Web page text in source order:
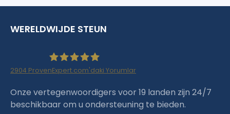
WERELDWIJDE STEUN
Haartransplantation Istanbul |Dr.Acar aus
2904 ProvenExpert.com'daki Yorumlar
Onze vertegenwoordigers voor 19 landen zijn 24/7
beschikbaar om u ondersteuning te bieden.